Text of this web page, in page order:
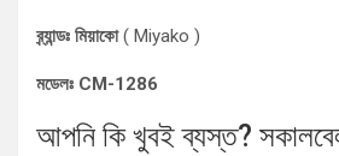
ব্র্যান্ডঃ মিয়াকো( Miyako )
মডেলঃ CM-1286
আপনি কি খুবই ব্যস্ত?